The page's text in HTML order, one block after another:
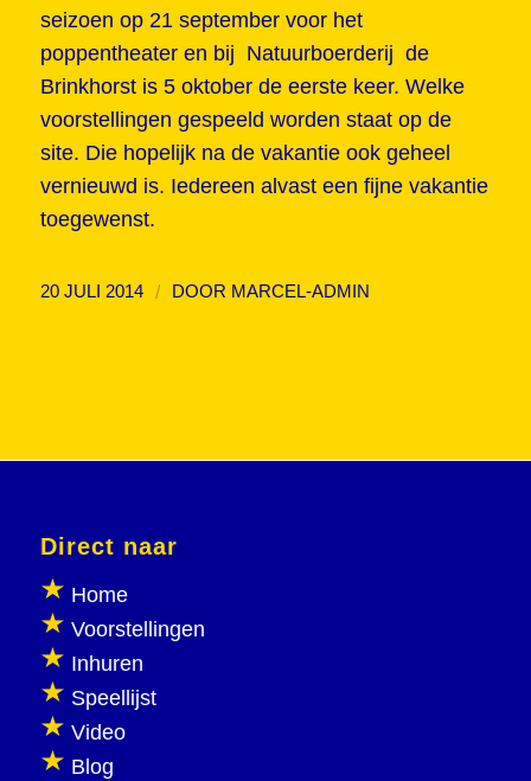
seizoen op 21 september voor het
poppentheater en bij Natuurboerderij de
Brinkhorst is 5 oktober de eerste keer. Welke
voorstellingen gespeeld worden staat op de
site. Die hopelijk na de vakantie ook geheel
vernieuwd is. Iedereen alvast een fijne vakantie
toegewenst.
20 JULI 2014 / DOOR MARCEL-ADMIN
Direct naar
Home
Voorstellingen
Inhuren
Speellijst
Video
Blog